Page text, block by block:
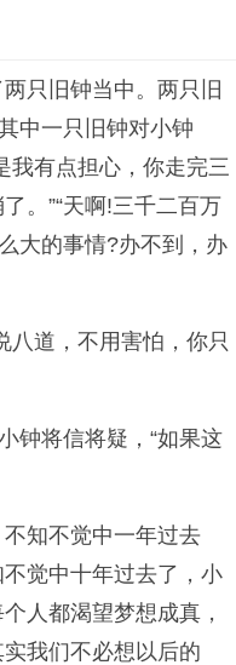
只旧钟当中。两只旧
中一只旧钟对小钟
我有点担心，你走完三
。”“天啊!三千二百万
大的事情?办不到，办
八道，不用害怕，你只
钟将信将疑，“如果这
知不觉中一年过去
觉中十年过去了，小
人都渴望梦想成真，
我们不必想以后的